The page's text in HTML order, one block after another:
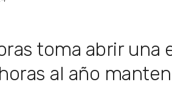
toma abrir una
al año